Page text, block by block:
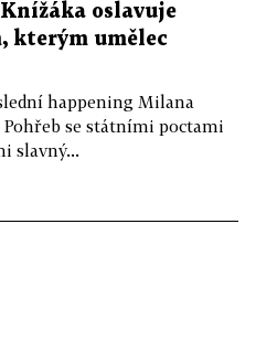
oslavuje
kterým umělec
happening Milana
se státními poctami
slavný...